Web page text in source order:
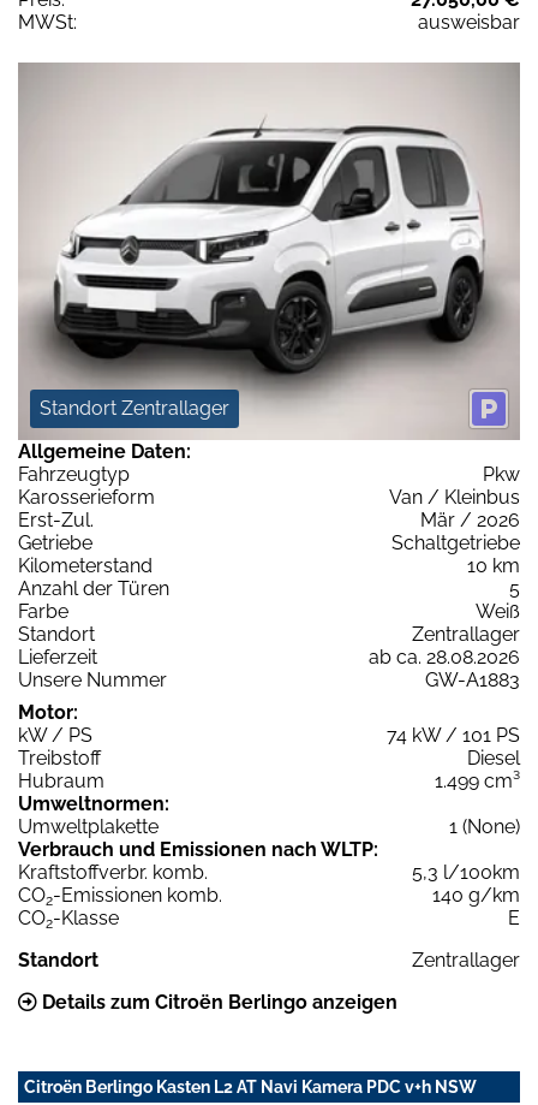
MWSt:
ausweisbar
Standort Zentrallager
Allgemeine Daten:
Fahrzeugtyp
Pkw
Karosserieform
Van / Kleinbus
Erst-Zul.
Mär / 2026
Getriebe
Schaltgetriebe
Kilometerstand
10 km
Anzahl der Türen
5
Farbe
Weiß
Standort
Zentrallager
Lieferzeit
ab ca. 28.08.2026
Unsere Nummer
GW-A1883
Motor:
kW / PS
74 kW / 101 PS
Treibstoff
Diesel
Hubraum
1.499 cm³
Umweltnormen:
Umweltplakette
1 (None)
Verbrauch und Emissionen nach WLTP:
Kraftstoffverbr. komb.
5,3 l/100km
CO2-Emissionen komb.
140 g/km
CO2-Klasse
E
Standort
Zentrallager
Details zum Citroën Berlingo anzeigen
Citroën Berlingo Kasten L2 AT Navi Kamera PDC v+h NSW